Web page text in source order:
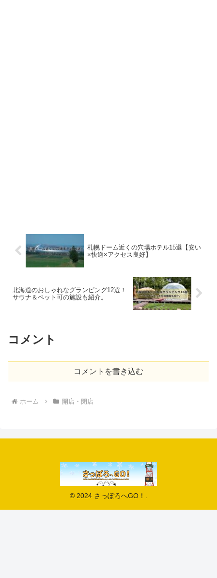
札幌ドーム近くの穴場ホテル15選【安い
×快適×アクセス良好】
北海道のおしゃれなグランピング12選！
サウナ＆ペット可の施設も紹介。
コメント
コメントを書き込む
ホーム 開店・閉店
© 2024 さっぽろへGO！.